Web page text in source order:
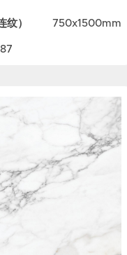
纹） 750x1500mm